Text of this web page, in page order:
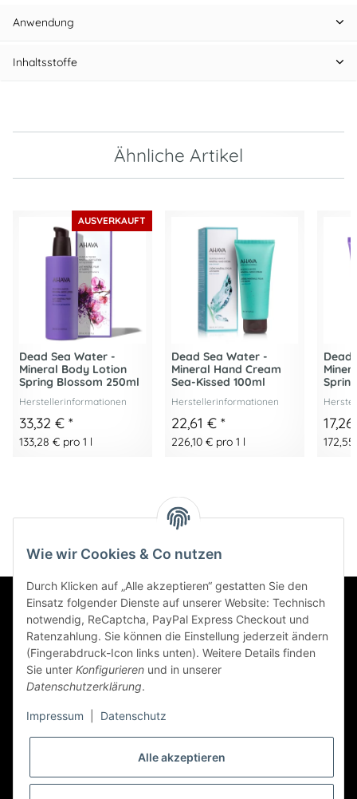
Anwendung
Inhaltsstoffe
Ähnliche Artikel
AUSVERKAUFT
Dead Sea Water -
Mineral Body Lotion
Spring Blossom 250ml
Herstellerinformationen
33,32 € *
133,28 € pro 1 l
Dead Sea Water -
Mineral Hand Cream
Sea-Kissed 100ml
Herstellerinformationen
22,61 € *
226,10 € pro 1 l
Dead
Informationen
Gesetzliche Informationen
Zahlungsarten
Wie wir Cookies & Co nutzen
Durch Klicken auf „Alle akzeptieren“ gestatten Sie den
Einsatz folgender Dienste auf unserer Website: Technisch
notwendig, ReCaptcha, PayPal Express Checkout und
Ratenzahlung. Sie können die Einstellung jederzeit ändern
(Fingerabdruck-Icon links unten). Weitere Details finden
Sie unter Konfigurieren und in unserer
Datenschutzerklärung.
Impressum Datenschutz
Alle akzeptieren